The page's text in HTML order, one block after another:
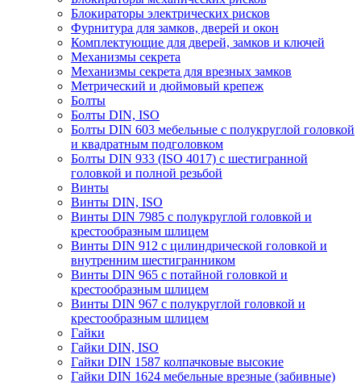
Блокираторы электрических рисков
Фурнитура для замков, дверей и окон
Комплектующие для дверей, замков и ключей
Механизмы секрета
Механизмы секрета для врезных замков
Метрический и дюймовый крепеж
Болты
Болты DIN, ISO
Болты DIN 603 мебельные с полукруглой головкой
и квадратным подголовком
Болты DIN 933 (ISO 4017) с шестигранной
головкой и полной резьбой
Винты
Винты DIN, ISO
Винты DIN 7985 с полукруглой головкой и
крестообразным шлицем
Винты DIN 912 с цилиндрической головкой и
внутренним шестигранником
Винты DIN 965 с потайной головкой и
крестообразным шлицем
Винты DIN 967 с полукруглой головкой и
крестообразным шлицем
Гайки
Гайки DIN, ISO
Гайки DIN 1587 колпачковые высокие
Гайки DIN 1624 мебельные врезные (забивные)